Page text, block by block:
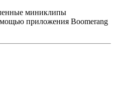
миниклипы
приложения Boomerang